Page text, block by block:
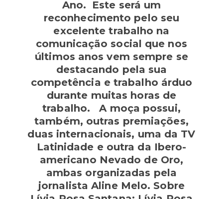
Ano. Este será um
reconhecimento pelo seu
excelente trabalho na
comunicação social que nos
últimos anos vem sempre se
destacando pela sua
competência e trabalho árduo
durante muitas horas de
trabalho. A moça possui,
também, outras premiações,
duas internacionais, uma da TV
Latinidade e outra da Ibero-
americano Nevado de Oro,
ambas organizadas pela
jornalista Aline Melo. Sobre